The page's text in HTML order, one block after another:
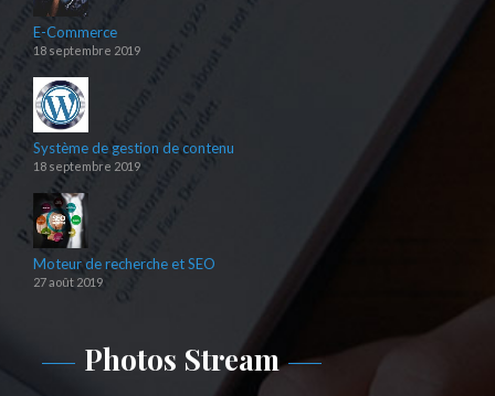
E-Commerce
18 septembre 2019
Système de gestion de contenu
18 septembre 2019
Moteur de recherche et SEO
27 août 2019
Photos Stream